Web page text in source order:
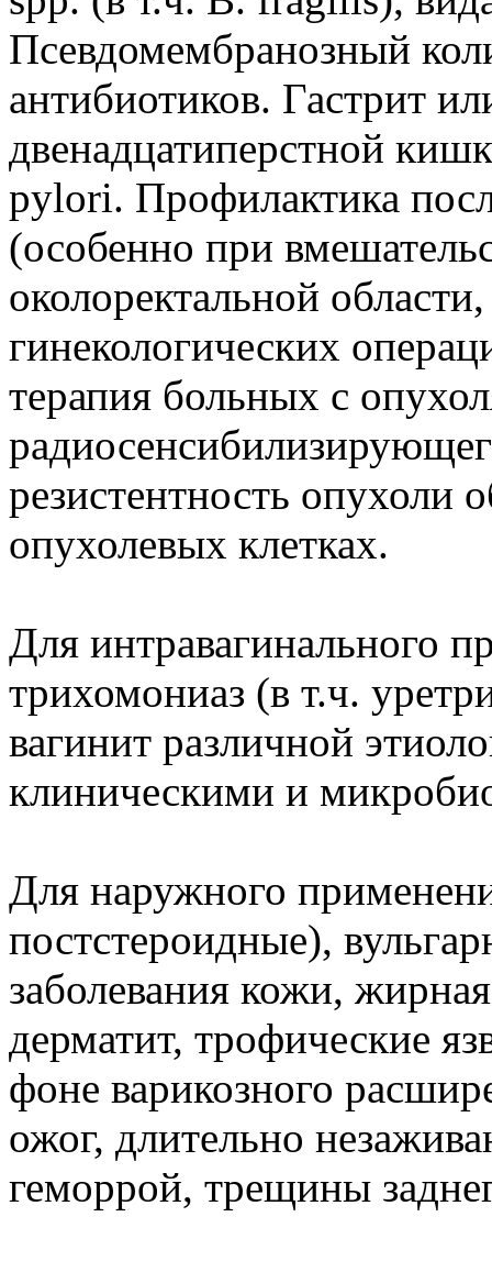
Псевдомембранозный
антибиотиков. Гастрит
двенадцатиперстной
pylori. Профилактика
(особенно при
околоректальной
гинекологических
терапия больных с
резистентность опухоли
опухолевых клетках.
Для интравагинального
трихомониаз (в т.ч.
вагинит различной
клиническими и
Для наружного
постстероидные),
заболевания кожи,
дерматит, трофические
фоне варикозного
ожог, длительно
геморрой, трещины